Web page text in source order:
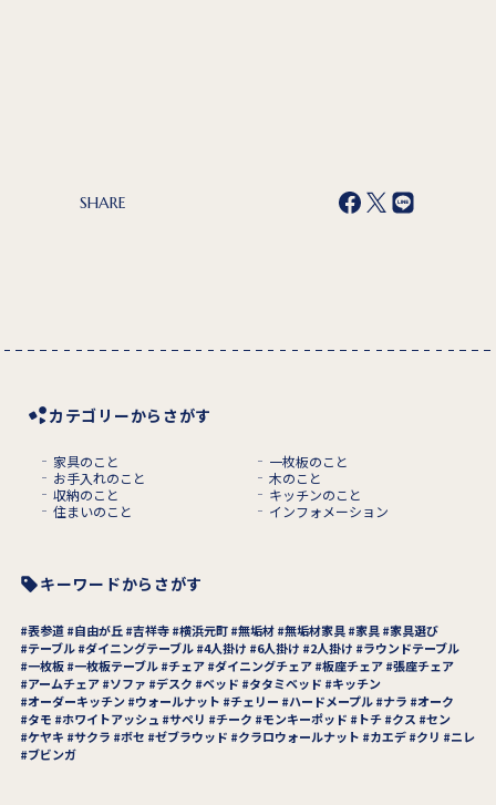
SHARE
カテゴリーからさがす
家具のこと
一枚板のこと
お手入れのこと
木のこと
収納のこと
キッチンのこと
住まいのこと
インフォメーション
キーワードからさがす
表参道 自由が丘 吉祥寺 横浜元町 無垢材 無垢材家具 家具
家具選び
テーブル ダイニングテーブル 4人掛け 6人掛け 2人掛け
ラウンドテーブル
一枚板 一枚板テーブル チェア ダイニングチェア 板座チェア 張座チェア
アームチェア
ソファ デスク ベッド タタミベッド
キッチン
オーダーキッチン
ウォールナット チェリー ハードメープル ナラ
オーク
タモ
ホワイトアッシュ サペリ チーク モンキーポッド トチ クス
セン
ケヤキ
サクラ ボセ ゼブラウッド クラロウォールナット カエデ クリ
ニレ
ブビンガ